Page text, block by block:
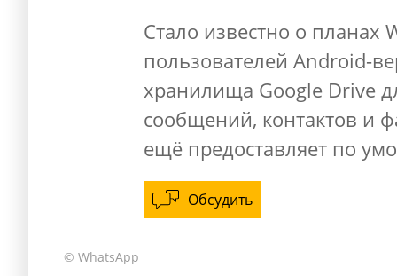
Стало известно о планах
пользователей Android-
хранилища Google Drive
сообщений, контактов и
ещё предоставляет по
Обсудить
© WhatsApp